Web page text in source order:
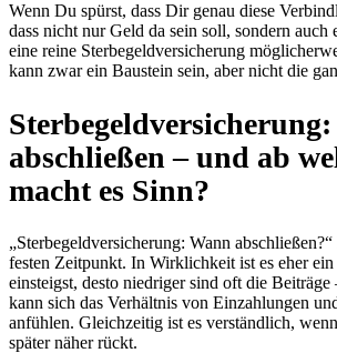
Wenn Du spürst, dass Dir genau diese
dass nicht nur Geld da sein soll, sondern auch
eine reine Sterbegeldversicherung
kann zwar ein Baustein sein, aber nicht die
abschließen – und ab
macht es Sinn?
„Sterbegeldversicherung: Wann
festen Zeitpunkt. In Wirklichkeit ist es eher ein
einsteigst, desto niedriger sind oft die Beiträge
kann sich das Verhältnis von Einzahlungen
anfühlen. Gleichzeitig ist es verständlich,
später näher rückt.